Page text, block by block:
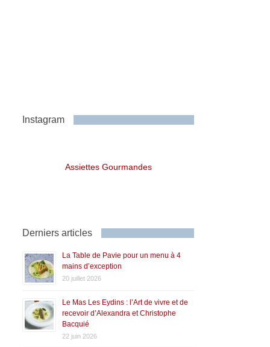
Instagram
Assiettes Gourmandes
Derniers articles
La Table de Pavie pour un menu à 4
mains d’exception
20 juillet 2026
Le Mas Les Eydins : l’Art de vivre et de
recevoir d’Alexandra et Christophe
Bacquié
22 juin 2026